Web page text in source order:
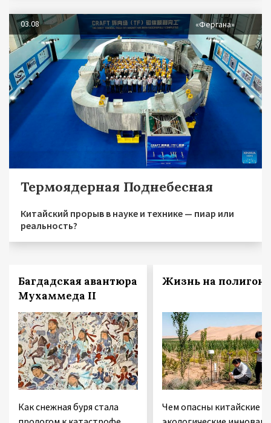
03.08 «Фергана»
Термоядерная Поднебесная
Китайский прорыв в науке и технике — пиар или
реальность?
Багдадская авантюра
Мухаммеда II
Как снежная буря стала
Жизнь на полигоне
Чем опасны китайские